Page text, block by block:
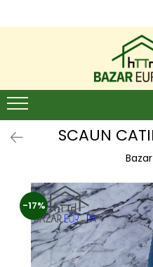
SCAUN
-17%